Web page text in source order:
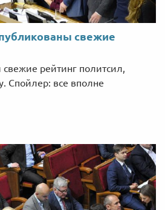
свежие
рейтинг политсил,
Спойлер: все вполне